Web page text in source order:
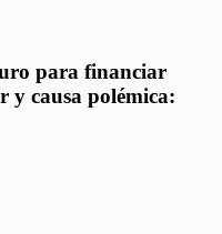
para financiar
y causa polémica: